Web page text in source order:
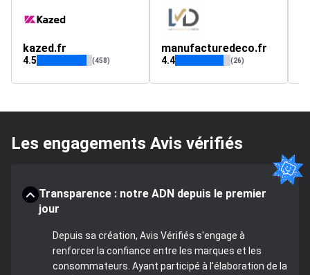
kazed.fr
4.5 (458)
manufacturedeco.fr
4.4 (26)
Les engagements Avis vérifiés
Transparence : notre ADN depuis le premier
jour
Depuis sa création, Avis Vérifiés s'engage à
renforcer la confiance entre les marques et les
consommateurs. Ayant participé à l'élaboration de la